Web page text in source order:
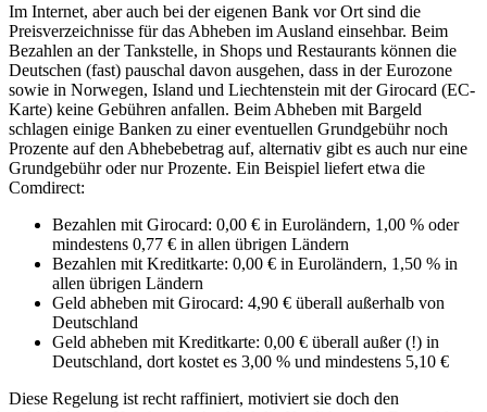
Im Internet, aber auch bei der eigenen Bank vor Ort sind die
Preisverzeichnisse für das Abheben im Ausland einsehbar. Beim
Bezahlen an der Tankstelle, in Shops und Restaurants können die
Deutschen (fast) pauschal davon ausgehen, dass in der Eurozone
sowie in Norwegen, Island und Liechtenstein mit der Girocard (EC-
Karte) keine Gebühren anfallen. Beim Abheben mit Bargeld
schlagen einige Banken zu einer eventuellen Grundgebühr noch
Prozente auf den Abhebebetrag auf, alternativ gibt es auch nur eine
Grundgebühr oder nur Prozente. Ein Beispiel liefert etwa die
Comdirect:
Bezahlen mit Girocard: 0,00 € in Euroländern, 1,00 % oder
mindestens 0,77 € in allen übrigen Ländern
Bezahlen mit Kreditkarte: 0,00 € in Euroländern, 1,50 % in
allen übrigen Ländern
Geld abheben mit Girocard: 4,90 € überall außerhalb von
Deutschland
Geld abheben mit Kreditkarte: 0,00 € überall außer (!) in
Deutschland, dort kostet es 3,00 % und mindestens 5,10 €
Diese Regelung ist recht raffiniert, motiviert sie doch den